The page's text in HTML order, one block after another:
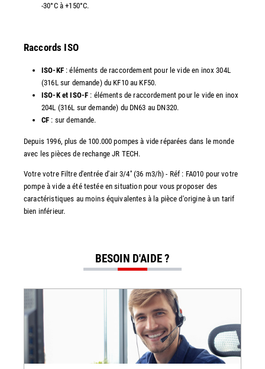
-30°C à +150°C.
Raccords ISO
ISO-KF: éléments de raccordement pour le vide en inox 304L
(316L sur demande) du KF10 au KF50.
ISO-K et ISO-F : éléments de raccordement pour le vide en inox
204L (316L sur demande) du DN63 au DN320.
CF : sur demande.
Depuis 1996, plus de 100.000 pompes à vide réparées dans le monde
avec les pièces de rechange JR TECH.
Votre votre Filtre d'entrée d'air 3/4'' (36 m3/h) - Réf : FA010 pour votre
pompe à vide a été testée en situation pour vous proposer des
caractéristiques au moins équivalentes à la pièce d'origine à un tarif
bien inférieur.
BESOIN D'AIDE ?